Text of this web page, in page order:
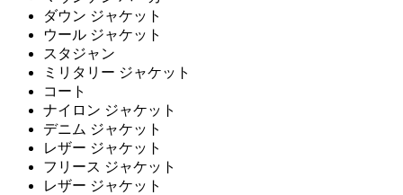
ダウン ジャケット
ウール ジャケット
スタジャン
ミリタリー ジャケット
コート
ナイロン ジャケット
デニム ジャケット
レザー ジャケット
フリース ジャケット
レザー ジャケット